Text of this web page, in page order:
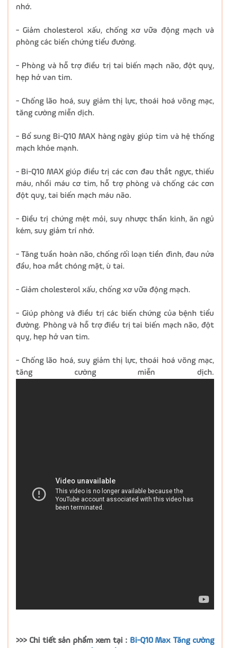
nhớ.
- Giảm cholesterol xấu, chống xơ vữa động mạch và
phòng các biến chứng tiểu đường.
- Phòng và hỗ trợ điều trị tai biến mạch não, đột quỵ,
hẹp hở van tim.
- Chống lão hoá, suy giảm thị lực, thoái hoá võng mạc,
tăng cường miễn dịch.
- Bổ sung Bi-Q10 MAX hàng ngày giúp tim và hệ thống
mạch khỏe mạnh.
- Bi-Q10 MAX giúp điều trị các cơn đau thắt ngực, thiếu
máu, nhồi máu cơ tim, hỗ trợ phòng và chống các cơn
đột quỵ, tai biến mạch máu não.
- Điều trị chứng mệt mỏi, suy nhược thần kinh, ăn ngủ
kém, suy giảm trí nhớ.
- Tăng tuần hoàn não, chống rối loạn tiền đình, đau nửa
đầu, hoa mắt chóng mặt, ù tai.
- Giảm cholesterol xấu, chống xơ vữa động mạch.
- Giúp phòng và điều trị các biến chứng của bệnh tiểu
đường. Phòng và hỗ trợ điều trị tai biến mạch não, đột
quỵ, hẹp hở van tim.
- Chống lão hoá, suy giảm thị lực, thoái hoá võng mạc,
tăng cường miễn dịch.
>>> Chi tiết sản phẩm xem tại : Bi-Q10 Max Tăng cường